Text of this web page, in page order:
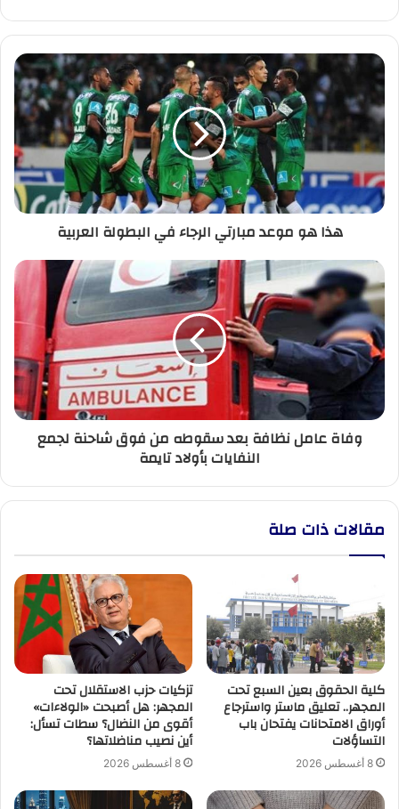
هذا
هو
موعد
مبارتي
الرجاء
في
البطولة
العربية
هذا هو موعد مبارتي الرجاء في البطولة العربية
وفاة
عامل
نظافة
بعد
سقوطه
من
فوق
شاحنة
لجمع
النفاياتوفاة عامل نظافة بعد سقوطه من فوق شاحنة لجمع
النفايات بأولاد تايمة
مقالات ذات صلة
كلية الحقوق بعين السبع تحت
المجهر.. تعليق ماستر واسترجاع
أوراق الامتحانات يفتحان باب
التساؤلات
8 أغسطس 2026
تزكيات حزب الاستقلال تحت
المجهر: هل أصبحت «الولاءات»
أقوى من النضال؟ سطات تسأل:
أين نصيب مناضلاتها؟
8 أغسطس 2026